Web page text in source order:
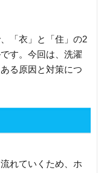
「衣」と「住」の2
す。今回は、洗濯
る原因と対策につ
れていくため、ホ